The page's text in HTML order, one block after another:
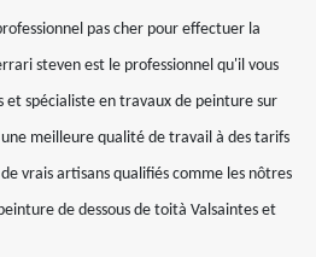
pas cher pour effectuer la
steven est le professionnel qu'il vous
et spécialiste en travaux de peinture sur
meilleure qualité de travail à des tarifs
vrais artisans qualifiés comme les nôtres
de dessous de toità Valsaintes et